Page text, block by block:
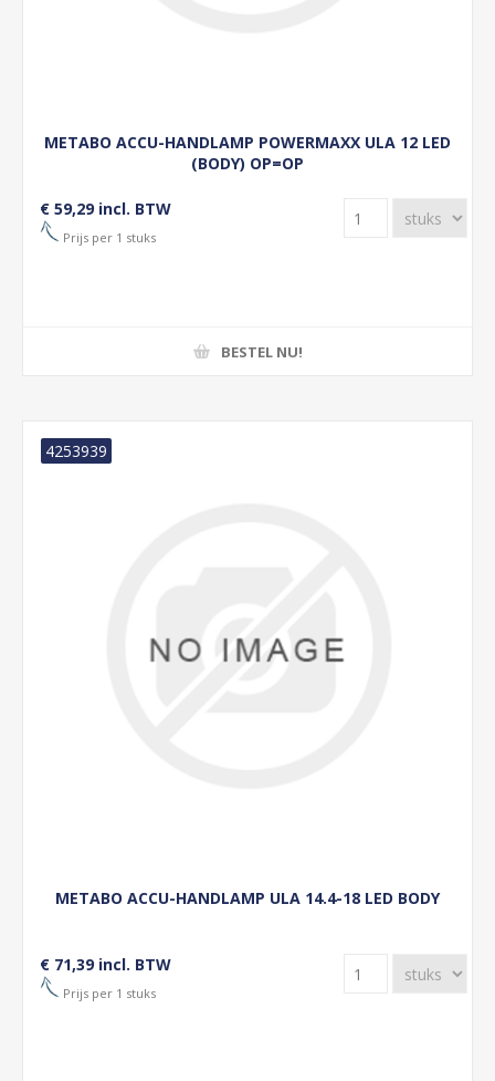
METABO ACCU-HANDLAMP POWERMAXX ULA 12 LED
(BODY) OP=OP
€ 59,29 incl. BTW
Prijs per 1 stuks
BESTEL NU!
METABO ACCU-HANDLAMP ULA 14.4-18 LED BODY
4253939
€ 71,39 incl. BTW
Prijs per 1 stuks